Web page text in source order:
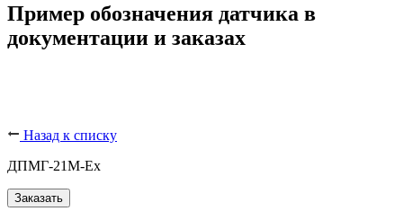
Пример обозначения датчика в
документации и заказах
Назад к списку
ДПМГ-21M-Ех
Заказать